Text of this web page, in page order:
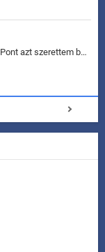
Én azóta nem BG-zek amióta duo van. Pont azt szerettem benne, hogy rajtam múlik mi történik, nem pedig a társamon. Kérem vissza a régi BG-t :D